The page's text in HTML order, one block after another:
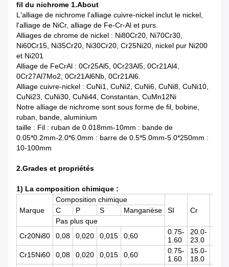
fil du nichrome 1.About
L'alliage de nichrome l'alliage cuivre-nickel inclut le nickel,
l'alliage de NiCr, alliage de Fe-Cr-Al et purs.
Alliages de chrome de nickel : Ni80Cr20, Ni70Cr30,
Ni60Cr15, Ni35Cr20, Ni30Cr20, Cr25Ni20, nickel pur Ni200
et Ni201
Alliage de FeCrAl : 0Cr25Al5, 0Cr23Al5, 0Cr21Al4,
0Cr27Al7Mo2, 0Cr21Al6Nb, 0Cr21Al6.
Alliage cuivre-nickel : CuNi1, CuNi2, CuNi6, CuNi8, CuNi10,
CuNi23, CuNi30, CuNi44, Constantan, CuMn12Ni
Notre alliage de nichrome sont sous forme de fil, bobine,
ruban, bande, aluminium
taille : Fil : ruban de 0.018mm-10mm : bande de
0.05*0.2mm-2.0*6.0mm : barre de 0.5*5.0mm-5.0*250mm :
10-100mm
2.Grades et propriétés
1) La composition chimique :
Marque
Composition chimique
SI
Cr
C P S
Manganèse
Pas plus que
Cr20Ni80
0,08 0,020 0,015 0,60
0.75-
1.60
20.0-
23.0
Cr15Ni60 0,08 0,020 0,015 0,60
0.75-
1.60
15.0-
18.0